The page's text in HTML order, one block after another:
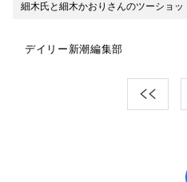
細木氏と細木かおりさんのツーショッ
デイリー新潮編集部